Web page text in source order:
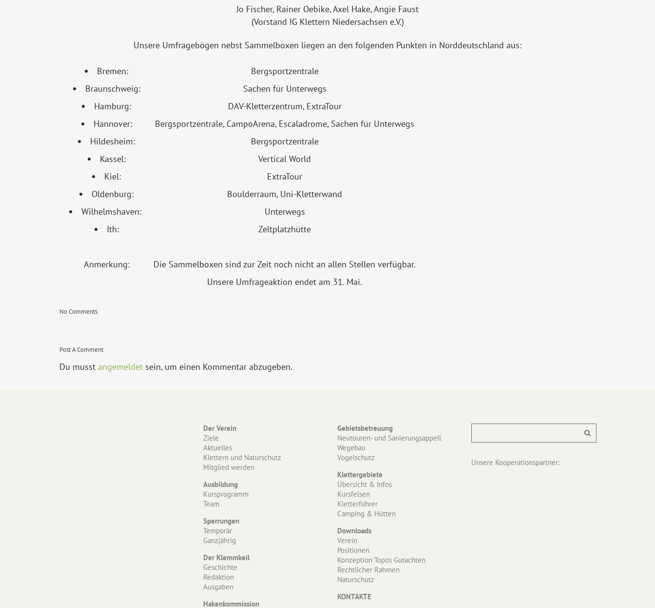
Jo Fischer, Rainer Oebike, Axel Hake, Angie Faust
(Vorstand IG Klettern Niedersachsen e.V.)
Unsere Umfragebögen nebst Sammelboxen liegen an den folgenden Punkten in Norddeutschland aus:
Bremen:
Bergsportzentrale
Braunschweig:
Sachen für Unterwegs
Hamburg:
DAV-Kletterzentrum, ExtraTour
Hannover:
Bergsportzentrale, CampoArena, Escaladrome, Sachen für Unterwegs
Hildesheim:
Bergsportzentrale
Kassel:
Vertical World
Kiel:
ExtraTour
Oldenburg:
Boulderraum, Uni-Kletterwand
Wilhelmshaven:
Unterwegs
Ith:
Zeltplatzhütte
Anmerkung:
Die Sammelboxen sind zur Zeit noch nicht an allen Stellen verfügbar.
Unsere Umfrageaktion endet am 31. Mai.
No Comments
Post A Comment
Du musst angemeldet sein, um einen Kommentar abzugeben.
Der Verein
Ziele
Aktuelles
Klettern und Naturschutz
Mitglied werden
Ausbildung
Kursprogramm
Team
Sperrungen
Temporär
Ganzjährig
Der Klemmkeil
Geschichte
Redaktion
Ausgaben
Hakenkommission
Gebietsbetreuung
Neutouren- und Sanierungsappell
Wegebau
Vogelschutz
Klettergebiete
Übersicht & Infos
Kursfelsen
Kletterführer
Camping & Hütten
Downloads
Verein
Positionen
Konzeption Topos Gutachten
Rechtlicher Rahmen
Naturschutz
KONTAKTE
Unsere Kooperationspartner: